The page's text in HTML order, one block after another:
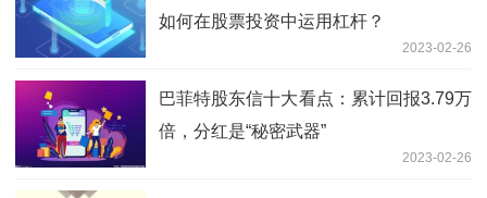
如何在股票投资中运用杠杆？
2023-02-26
巴菲特股东信十大看点：累计回报3.79万
倍，分红是“秘密武器”
2023-02-26